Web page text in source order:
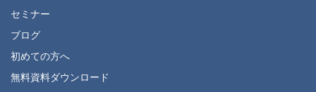
セミナー
ブログ
初めての方へ
無料資料ダウンロード